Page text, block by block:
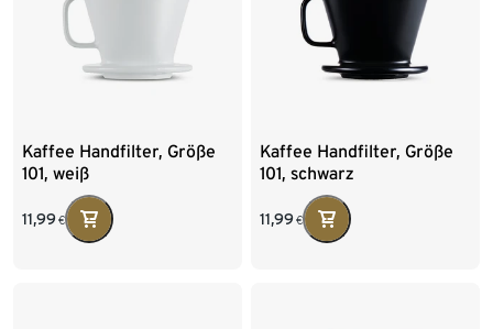
Kaffee Handfilter, Größe
101, weiß
11,99 €
Kaffee Handfilter, Größe
101, schwarz
11,99 €